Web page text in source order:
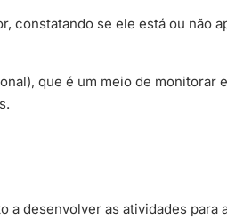
constatando se ele está ou não
que é um meio de monitorar e
a desenvolver as atividades para